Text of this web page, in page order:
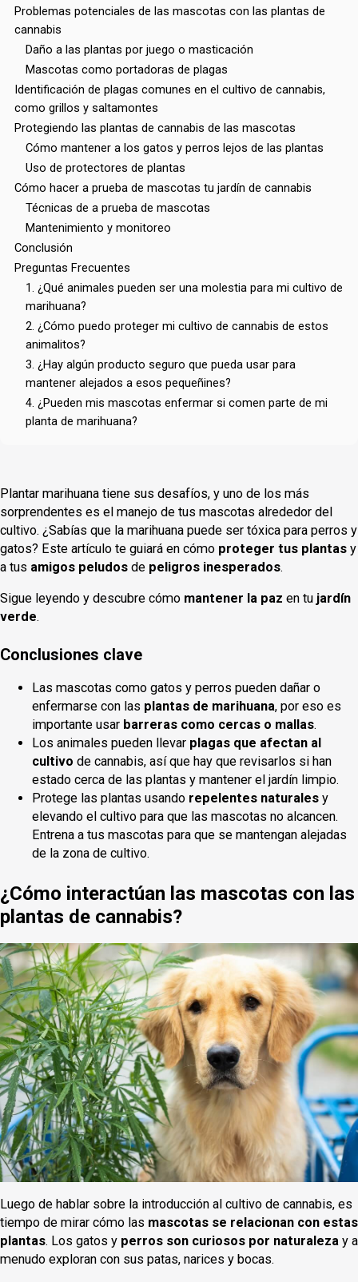
Problemas potenciales de las mascotas con las plantas de
cannabis
Daño a las plantas por juego o masticación
Mascotas como portadoras de plagas
Identificación de plagas comunes en el cultivo de cannabis,
como grillos y saltamontes
Protegiendo las plantas de cannabis de las mascotas
Cómo mantener a los gatos y perros lejos de las plantas
Uso de protectores de plantas
Cómo hacer a prueba de mascotas tu jardín de cannabis
Técnicas de a prueba de mascotas
Mantenimiento y monitoreo
Conclusión
Preguntas Frecuentes
1. ¿Qué animales pueden ser una molestia para mi cultivo de
marihuana?
2. ¿Cómo puedo proteger mi cultivo de cannabis de estos
animalitos?
3. ¿Hay algún producto seguro que pueda usar para
mantener alejados a esos pequeñines?
4. ¿Pueden mis mascotas enfermar si comen parte de mi
planta de marihuana?
Plantar marihuana tiene sus desafíos, y uno de los más
sorprendentes es el manejo de tus mascotas alrededor del
cultivo. ¿Sabías que la marihuana puede ser tóxica para perros y
gatos? Este artículo te guiará en cómo proteger tus plantas y
a tus amigos peludos de peligros inesperados.
Sigue leyendo y descubre cómo mantener la paz en tu jardín
verde.
Conclusiones clave
Las mascotas como gatos y perros pueden dañar o
enfermarse con las plantas de marihuana, por eso es
importante usar barreras como cercas o mallas.
Los animales pueden llevar plagas que afectan al
cultivo de cannabis, así que hay que revisarlos si han
estado cerca de las plantas y mantener el jardín limpio.
Protege las plantas usando repelentes naturales y
elevando el cultivo para que las mascotas no alcancen.
Entrena a tus mascotas para que se mantengan alejadas
de la zona de cultivo.
¿Cómo interactúan las mascotas con las
plantas de cannabis?
Luego de hablar sobre la introducción al cultivo de cannabis, es
tiempo de mirar cómo las mascotas se relacionan con estas
plantas. Los gatos y perros son curiosos por naturaleza y a
menudo exploran con sus patas, narices y bocas.